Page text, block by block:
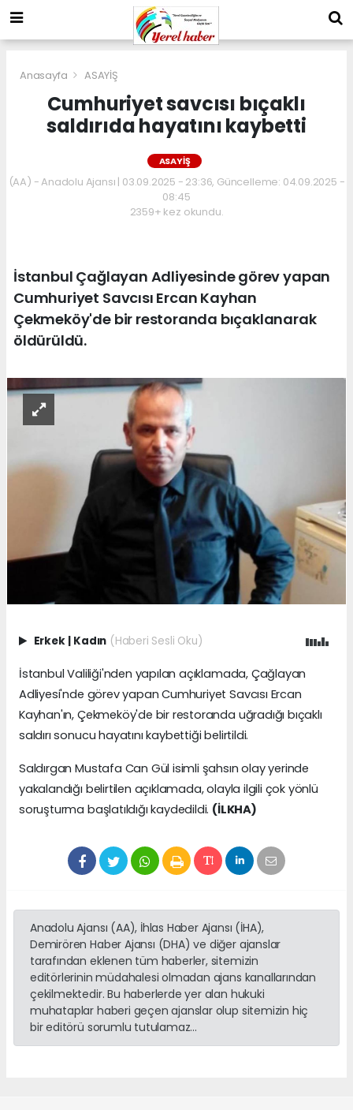
Anasayfa ASAYİŞ
Cumhuriyet savcısı bıçaklı
saldırıda hayatını kaybetti
ASAYİŞ
(AA) - Anadolu Ajansı | 03.09.2025 - 23:36, Güncelleme: 04.09.2025 -
08:45
2359+ kez okundu.
İstanbul Çağlayan Adliyesinde görev yapan
Cumhuriyet Savcısı Ercan Kayhan
Çekmeköy'de bir restoranda bıçaklanarak
öldürüldü.
Erkek | Kadın (Haberi Sesli Oku)
İstanbul Valiliği'nden yapılan açıklamada, Çağlayan
Adliyesi'nde görev yapan Cumhuriyet Savcısı Ercan
Kayhan'ın, Çekmeköy'de bir restoranda uğradığı bıçaklı
saldırı sonucu hayatını kaybettiği belirtildi.
Saldırgan Mustafa Can Gül isimli şahsın olay yerinde
yakalandığı belirtilen açıklamada, olayla ilgili çok yönlü
soruşturma başlatıldığı kaydedildi. (İLKHA)
Anadolu Ajansı (AA), İhlas Haber Ajansı (İHA),
Demirören Haber Ajansı (DHA) ve diğer ajanslar
tarafından eklenen tüm haberler, sitemizin
editörlerinin müdahalesi olmadan ajans kanallarından
çekilmektedir. Bu haberlerde yer alan hukuki
muhataplar haberi geçen ajanslar olup sitemizin hiç
bir editörü sorumlu tutulamaz...